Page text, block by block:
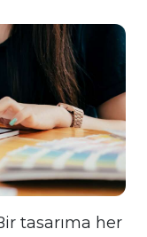
tasarıma her